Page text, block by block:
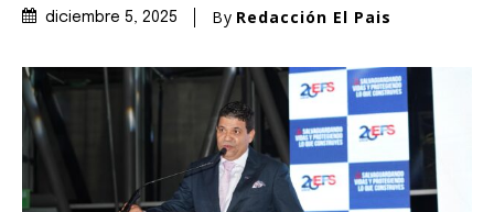
diciembre 5, 2025 By Redacción El Pais